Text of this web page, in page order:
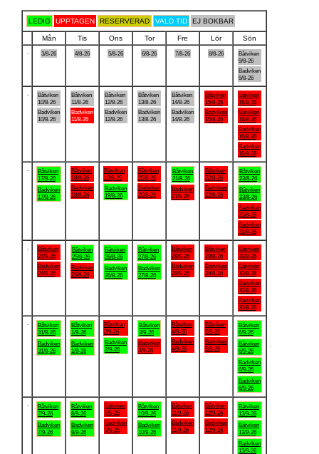
LEDIG UPPTAGEN RESERVERAD VALD TID EJ BOKBAR
Mån Tis Ons Tor Fre Lör
Sön
3/8-26 4/8-26 5/8-26 6/8-26 7/8-26 8/8-26
Båtviken
9/8-26
Badviken
9/8-26
Båtviken
10/8-26
Badviken
10/8-26
Båtviken
11/8-26
Badviken
11/8-26
Båtviken
12/8-26
Badviken
12/8-26
Båtviken
13/8-26
Badviken
13/8-26
Båtviken
14/8-26
Badviken
14/8-26
Båtviken
15/8-26
Badviken
15/8-26
Båtviken
16/8-26
Båtviken
16/8-26
Badviken
16/8-26
Badviken
16/8-26
Båtviken
17/8-26
Badviken
17/8-26
Båtviken
18/8-26
Badviken
18/8-26
Båtviken
19/8-26
Badviken
19/8-26
Båtviken
20/8-26
Badviken
20/8-26
Båtviken
21/8-26
Badviken
21/8-26
Båtviken
22/8-26
Badviken
22/8-26
Båtviken
23/8-26
Båtviken
23/8-26
Badviken
23/8-26
Badviken
23/8-26
Båtviken
24/8-26
Badviken
24/8-26
Båtviken
25/8-26
Badviken
25/8-26
Båtviken
26/8-26
Badviken
26/8-26
Båtviken
27/8-26
Badviken
27/8-26
Båtviken
28/8-26
Badviken
28/8-26
Båtviken
29/8-26
Badviken
29/8-26
Båtviken
30/8-26
Båtviken
30/8-26
Badviken
30/8-26
Badviken
30/8-26
Båtviken
31/8-26
Badviken
31/8-26
Båtviken
1/9-26
Badviken
1/9-26
Båtviken
2/9-26
Badviken
2/9-26
Båtviken
3/9-26
Badviken
3/9-26
Båtviken
4/9-26
Badviken
4/9-26
Båtviken
5/9-26
Badviken
5/9-26
Båtviken
6/9-26
Båtviken
6/9-26
Badviken
6/9-26
Badviken
6/9-26
Båtviken
7/9-26
Badviken
7/9-26
Båtviken
8/9-26
Badviken
8/9-26
Båtviken
9/9-26
Badviken
9/9-26
Båtviken
10/9-26
Badviken
10/9-26
Båtviken
11/9-26
Badviken
11/9-26
Båtviken
12/9-26
Badviken
12/9-26
Båtviken
13/9-26
Båtviken
13/9-26
Badviken
13/9-26